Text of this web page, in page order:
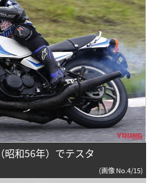
昭和56年）でテスタ
(画像 No.4/15)